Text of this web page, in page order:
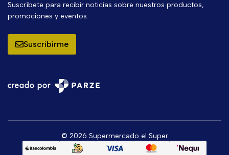
Suscríbete para recibir noticias sobre nuestros productos,
promociones y eventos.
Suscribirme
© 2026 Supermercado el Super